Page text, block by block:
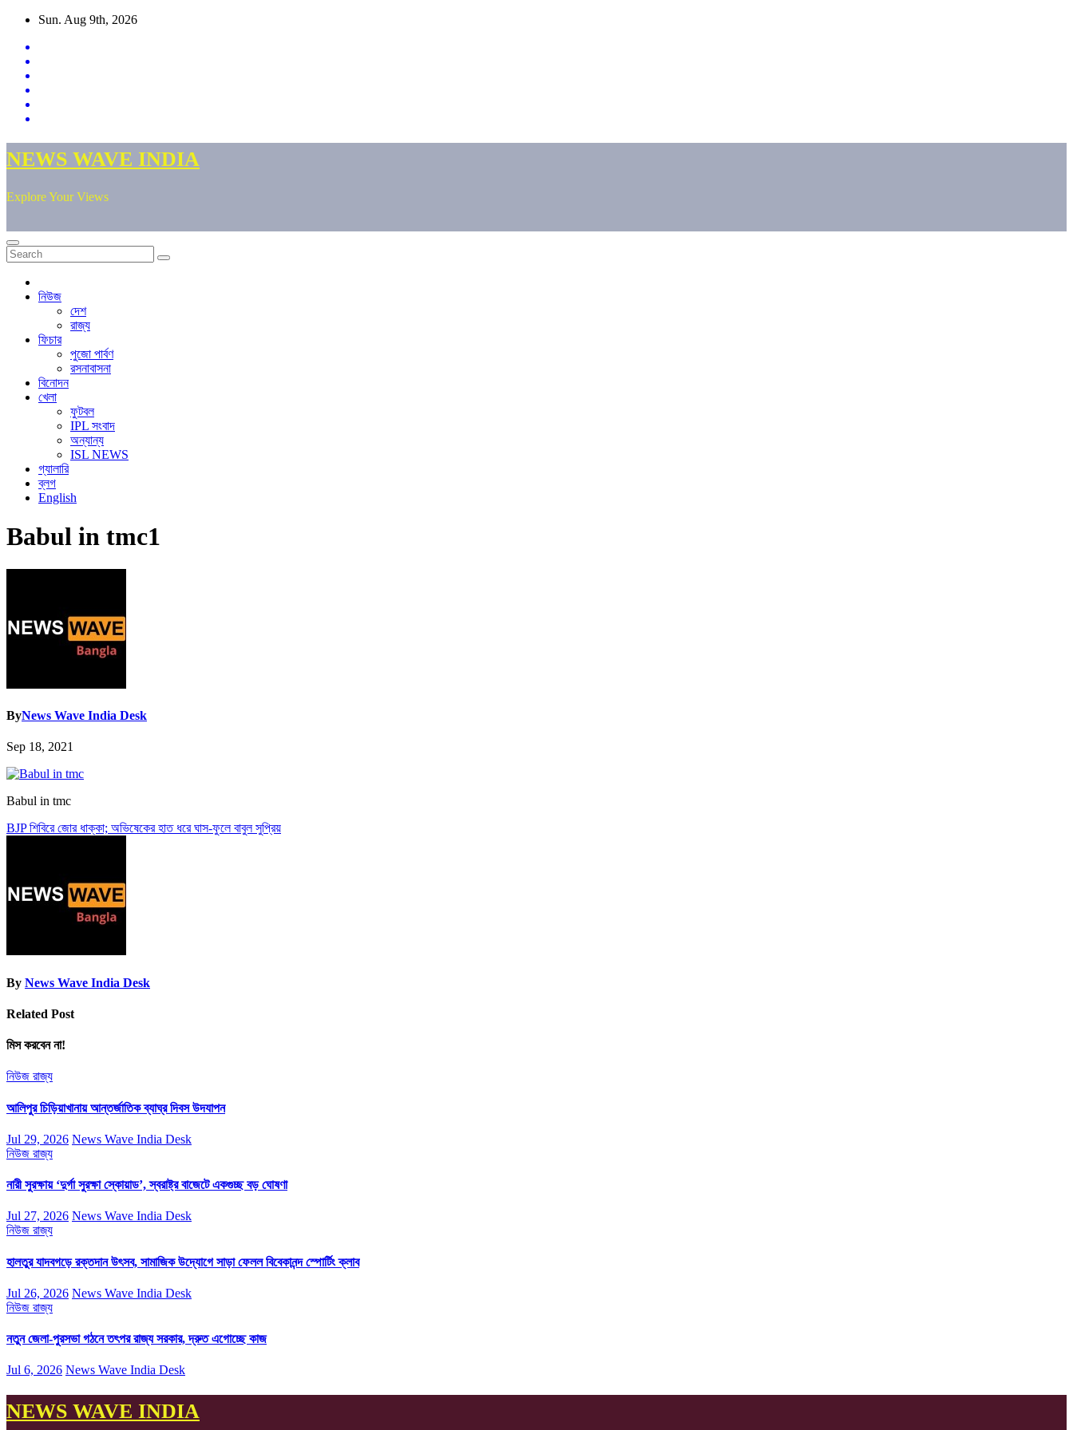
Skip
content
Sun. Aug 9th, 2026
NEWS WAVE INDIA
Explore Your Views
নিউজ
দেশ
রাজ্য
ফিচার
পুজো পার্বণ
রসনাবাসনা
বিনোদন
খেলা
ফুটবল
IPL সংবাদ
অন্যান্য
ISL NEWS
গ্যালারি
ব্লগ
English
Babul in tmc1
ByNews Wave India Desk
Sep 18, 2021
Babul in tmc
Post
BJP শিবিরে জোর ধাক্কা; অভিষেকের হাত ধরে ঘাস-ফুলে বাবুল সুপ্রিয়
By News Wave India Desk
Related Post
মিস করবেন না!
নিউজ রাজ্য
আলিপুর চিড়িয়াখানায় আন্তর্জাতিক ব্যাঘ্র দিবস উদযাপন
Jul 29, 2026 News Wave India Desk
নিউজ রাজ্য
নারী সুরক্ষায় ‘দুর্গা সুরক্ষা স্কোয়াড’, স্বরাষ্ট্র বাজেটে একগুচ্ছ বড় ঘোষণা
Jul 27, 2026 News Wave India Desk
নিউজ রাজ্য
হালতুর যাদবগড়ে রক্তদান উৎসব, সামাজিক উদ্যোগে সাড়া ফেলল বিবেকানন্দ স্পোর্টিং ক্লাব
Jul 26, 2026 News Wave India Desk
নিউজ রাজ্য
নতুন জেলা-পুরসভা গঠনে তৎপর রাজ্য সরকার, দ্রুত এগোচ্ছে কাজ
Jul 6, 2026 News Wave India Desk
NEWS WAVE INDIA